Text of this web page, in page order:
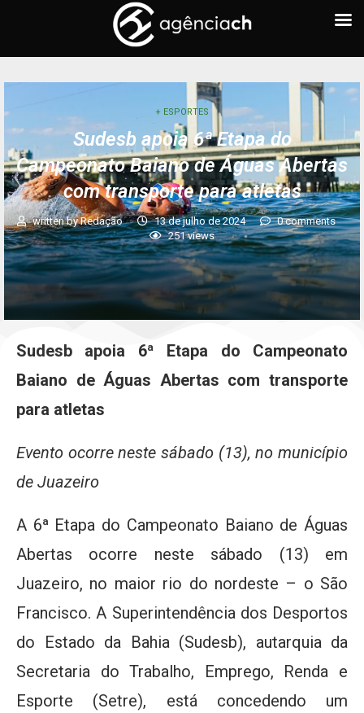
+ ESPORTES
Sudesb apoia 6ª Etapa do
Campeonato Baiano de Águas Abertas
com transporte para atletas
written byRedação 13 de julho de 2024
0 comments
251views
Sudesb apoia 6ª Etapa do Campeonato
Baiano de Águas Abertas com transporte
para atletas
Evento ocorre neste sábado (13), no município
de Juazeiro
A 6ª Etapa do Campeonato Baiano de Águas
Abertas ocorre neste sábado (13) em
Juazeiro, no maior rio do nordeste – o São
Francisco. A Superintendência dos Desportos
do Estado da Bahia (Sudesb), autarquia da
Secretaria do Trabalho, Emprego, Renda e
Esporte (Setre), está concedendo um